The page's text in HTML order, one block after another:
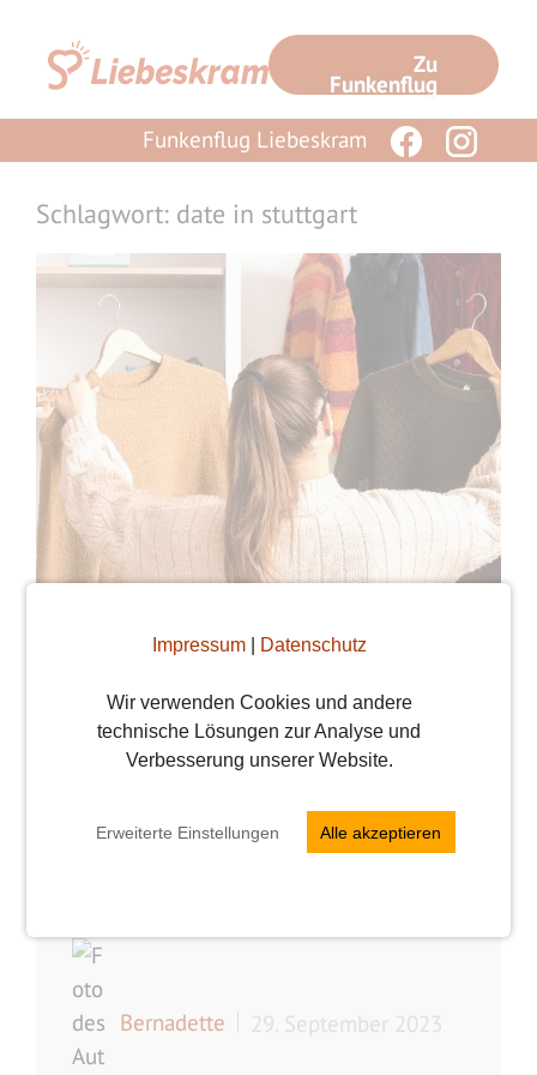
Impressum| Datenschutz
Wir verwenden Cookies und andere
technische Lösungen zur Analyse und
Verbesserung unserer Website.
Erweiterte Einstellungen Alle akzeptieren
Inhalt
springen
Zu
Funkenflug
Funkenflug Liebeskram
Schlagwort: date in stuttgart
deinem Date Outfit
Bernadette 29. September 2023